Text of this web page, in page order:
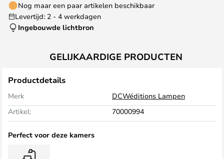
Nog maar een paar artikelen beschikbaar
Levertijd: 2 - 4 werkdagen
Ingebouwde lichtbron
GELIJKAARDIGE PRODUCTEN
Productdetails
Merk
DCWéditions Lampen
Artikel:
70000994
Perfect voor deze kamers